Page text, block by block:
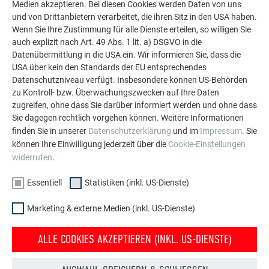
Die PREFA Referenzgalerie zeigt, wie vielseitig
Aluminium eingesetzt werden kann. Entdecken Sie
weitere beeindruckende Projekte mit den langlebigen
PREFA Aluminiumlösungen für Dach, Solar und
Fassade.
MEHR REFERENZEN ANSEHEN
Medien akzeptieren. Bei diesen Cookies werden Daten von uns
und von Drittanbietern verarbeitet, die ihren Sitz in den USA haben.
Wenn Sie Ihre Zustimmung für alle Dienste erteilen, so willigen Sie
auch explizit nach Art. 49 Abs. 1 lit. a) DSGVO in die
Datenübermittlung in die USA ein. Wir informieren Sie, dass die
USA über kein den Standards der EU entsprechendes
Datenschutzniveau verfügt. Insbesondere können US-Behörden
zu Kontroll- bzw. Überwachungszwecken auf Ihre Daten
zugreifen, ohne dass Sie darüber informiert werden und ohne dass
Sie dagegen rechtlich vorgehen können. Weitere Informationen
finden Sie in unserer Datenschutzerklärung und im Impressum. Sie
können Ihre Einwilligung jederzeit über die Cookie-Einstellungen
widerrufen.
Essentiell Statistiken (inkl. US-Dienste)
Marketing & externe Medien (inkl. US-Dienste)
ALLE COOKIES AKZEPTIEREN (INKL. US-DIENSTE)